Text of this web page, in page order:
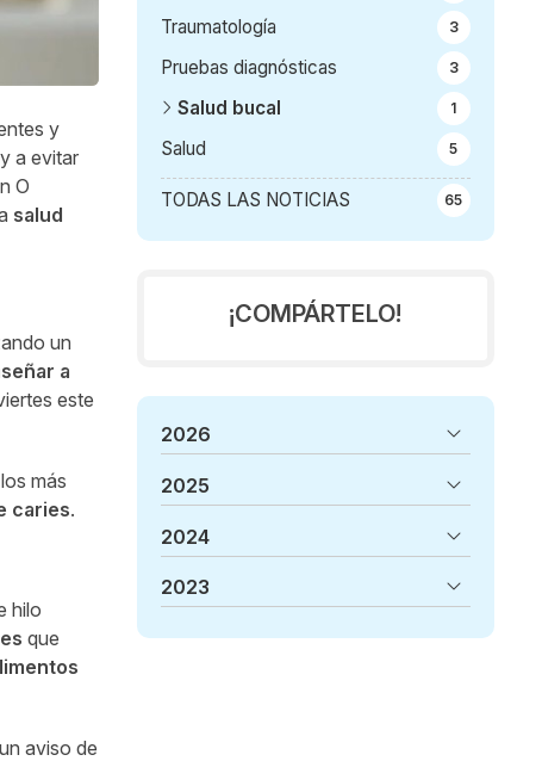
TODAS LAS NOTICIAS 65
Traumatología 3
Pruebas diagnósticas 3
Salud bucal 1
Salud 5
y
a evitar
O
salud
un
a
este
más
caries.
hilo
que
aviso de
¡COMPÁRTELO!
2026
2025
2024
2023